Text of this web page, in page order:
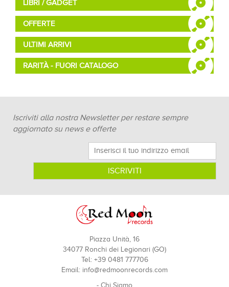
LIBRI / GADGET
OFFERTE
ULTIMI ARRIVI
RARITÀ - FUORI CATALOGO
Iscriviti alla nostra Newsletter per restare sempre
aggiornato su news e offerte
Piazza Unità, 16
34077 Ronchi dei Legionari (GO)
Tel: +39 0481 777706
Email: info@redmoonrecords.com
- Chi Siamo